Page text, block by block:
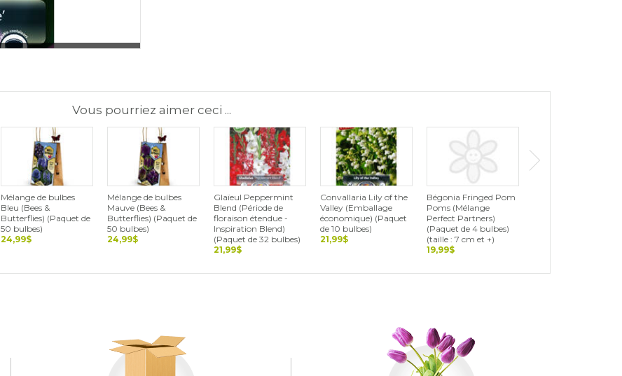
Vous pourriez aimer ceci ...
Mélange de bulbes
Bleu (Bees &
Butterflies) (Paquet de
50 bulbes)
24,99$
Mélange de bulbes
Mauve (Bees &
Butterflies) (Paquet de
50 bulbes)
24,99$
Glaïeul Peppermint
Blend (Période de
floraison étendue -
Inspiration Blend)
(Paquet de 32 bulbes)
21,99$
Convallaria Lily of the
Valley (Emballage
économique) (Paquet
de 10 bulbes)
21,99$
Bégonia Fringed Pom
Poms (Mélange
Perfect Partners)
(Paquet de 4 bulbes)
(taille : 7 cm et +)
19,99$